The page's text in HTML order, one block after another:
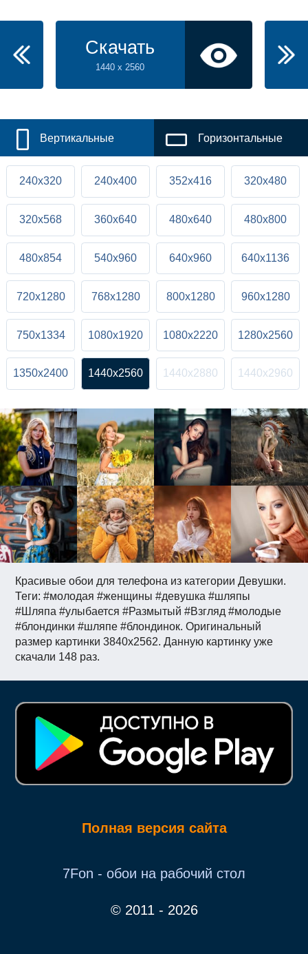
Красивые обои для телефона из категории Девушки.
Теги: #молодая #женщины #девушка #шляпы
#Шляпа #улыбается #Размытый #Взгляд #молодые
#блондинки #шляпе #блондинок. Оригинальный
размер картинки 3840x2562. Данную картинку уже
скачали 148 раз.
Скачать
1440 x 2560
Вертикальные Горизонтальные
240x320 240x400 352x416 320x480
320x568 360x640 480x640 480x800
480x854 540x960 640x960 640x1136
720x1280 768x1280 800x1280 960x1280
750x1334 1080x1920 1080x2220 1280x2560
1350x2400 1440x2560 1440x2880 1440x2960
Полная версия сайта
7Fon - обои на рабочий стол
© 2011 - 2026